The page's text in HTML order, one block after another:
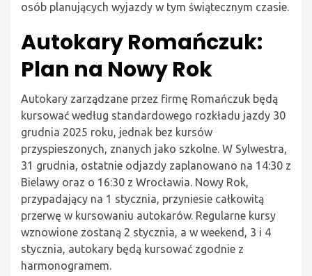
osób planujących wyjazdy w tym świątecznym czasie.
Autokary Romańczuk:
Plan na Nowy Rok
Autokary zarządzane przez firmę Romańczuk będą
kursować według standardowego rozkładu jazdy 30
grudnia 2025 roku, jednak bez kursów
przyspieszonych, znanych jako szkolne. W Sylwestra,
31 grudnia, ostatnie odjazdy zaplanowano na 14:30 z
Bielawy oraz o 16:30 z Wrocławia. Nowy Rok,
przypadający na 1 stycznia, przyniesie całkowitą
przerwę w kursowaniu autokarów. Regularne kursy
wznowione zostaną 2 stycznia, a w weekend, 3 i 4
stycznia, autokary będą kursować zgodnie z
harmonogramem.